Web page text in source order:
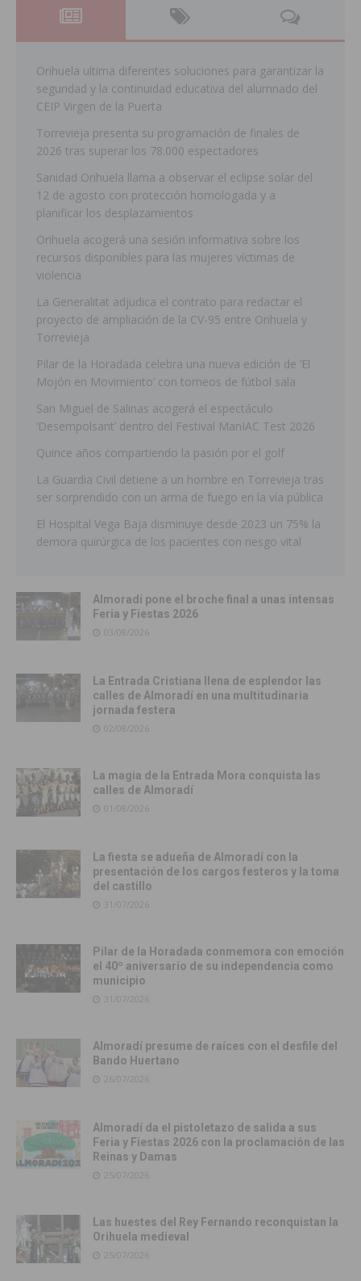
Orihuela ultima diferentes soluciones para garantizar la
seguridad y la continuidad educativa del alumnado del
CEIP Virgen de la Puerta
Torrevieja presenta su programación de finales de
2026 tras superar los 78.000 espectadores
Sanidad Orihuela llama a observar el eclipse solar del
12 de agosto con protección homologada y a
planificar los desplazamientos
Orihuela acogerá una sesión informativa sobre los
recursos disponibles para las mujeres víctimas de
violencia
La Generalitat adjudica el contrato para redactar el
proyecto de ampliación de la CV-95 entre Orihuela y
Torrevieja
Pilar de la Horadada celebra una nueva edición de ‘El
Mojón en Movimiento’ con torneos de fútbol sala
San Miguel de Salinas acogerá el espectáculo
‘Desempolsant’ dentro del Festival ManIAC Test 2026
Quince años compartiendo la pasión por el golf
La Guardia Civil detiene a un hombre en Torrevieja tras
ser sorprendido con un arma de fuego en la vía pública
El Hospital Vega Baja disminuye desde 2023 un 75% la
demora quirúrgica de los pacientes con riesgo vital
Almoradí pone el broche final a unas intensas
Feria y Fiestas 2026
03/08/2026
La Entrada Cristiana llena de esplendor las
calles de Almoradí en una multitudinaria
jornada festera
02/08/2026
La magia de la Entrada Mora conquista las
calles de Almoradí
01/08/2026
La fiesta se adueña de Almoradí con la
presentación de los cargos festeros y la toma
del castillo
31/07/2026
Pilar de la Horadada conmemora con emoción
el 40º aniversario de su independencia como
municipio
31/07/2026
Almoradí presume de raíces con el desfile del
Bando Huertano
26/07/2026
Almoradí da el pistoletazo de salida a sus
Feria y Fiestas 2026 con la proclamación de las
Reinas y Damas
25/07/2026
Las huestes del Rey Fernando reconquistan la
Orihuela medieval
25/07/2026